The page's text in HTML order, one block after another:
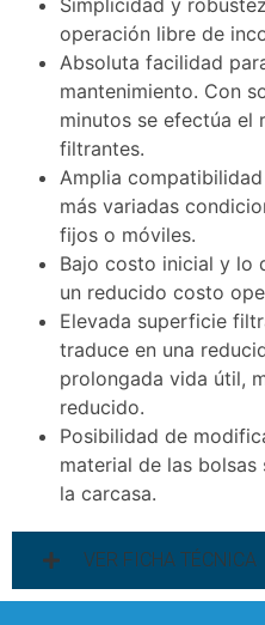
operación libre de
Absoluta facilidad
mantenimiento. Con
minutos se efectúa el
filtrantes.
Amplia
más variadas
fijos o móviles.
Bajo costo inicial y lo
un reducido costo
Elevada superficie
traduce en una
prolongada vida útil,
reducido.
Posibilidad de
material de las
la carcasa.
VER FICHA TÉCNICA